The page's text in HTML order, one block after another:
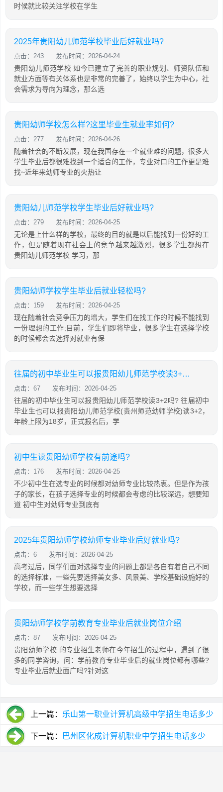
时候就比较关注学校在学生
2025年贵阳幼儿师范学校毕业后好就业吗?
点击：243 发布时间：2026-04-24
贵阳幼儿师范学校 如今已建立了完善的职业规划、师资队伍和
就业方面等有关体系也是非常的完善了，始终以学生为中心，社
会需求为导向为理念，那么选
贵阳幼师学校怎么样?这里毕业生就业率如何?
点击：277 发布时间：2026-04-26
随着社会的不断发展，现在我国存在一个就业难的问题，很多大
学生毕业后都很难找到一个适合的工作，专业对口的工作更是难
找~近年来幼师专业的火热让
贵阳幼儿师范学校学生毕业后好就业吗?
点击：279 发布时间：2026-04-25
无论是上什么样的学校，最终的目的就是以后能找到一份好的工
作，但是随着现在社会上的竞争越来越激烈，很多学生都想在
贵阳幼儿师范学校 学习，那
贵阳幼师学校学生毕业后就业轻松吗?
点击：159 发布时间：2026-04-25
现在随着社会竞争压力的增大，学生们在找工作的时候不能找到
一份理想的工作;目前，学生们即将毕业，很多学生在选择学校
的时候都会去选择对就业有保
往届的初中毕业生可以报贵阳幼儿师范学校读3+2吗?
点击：67 发布时间：2026-04-25
往届的初中毕业生可以报贵阳幼儿师范学校读3+2吗? 往届初中
毕业生也可以报贵阳幼儿师范学校(贵州师范幼师学校)读3+2，
年龄上限为18岁，正式报名后，学
初中生读贵阳幼师学校有前途吗?
点击：176 发布时间：2026-04-25
不少初中生在选专业的时候都对幼师专业比较热衷。但是作为孩
子的家长，在孩子选择专业的时候都会考虑的比较深远，想要知
道 初中生对幼师专业到底有
2025年贵阳幼师学校幼师专业毕业后好就业吗?
点击：6 发布时间：2026-04-25
高考过后，同学们面对选择专业的问题上都是各自有着自己不同
的选择标准，一些先要选择美女多、风景美、学校基础设施好的
学校，而一些学生想要选择
贵阳幼师学校学前教育专业毕业后就业岗位介绍
点击：87 发布时间：2026-04-25
贵阳幼师学校 的专业招生老师在今年招生的过程中，遇到了很
多的同学咨询，问：学前教育专业毕业后的就业岗位都有哪些?
专业毕业后就业面广吗?针对这
上一篇： 乐山第一职业计算机高级中学招生电话多少
下一篇： 巴州区化成计算机职业中学招生电话多少